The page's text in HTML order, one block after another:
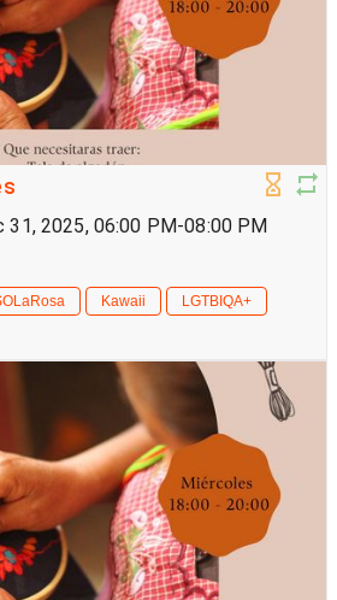
31, 2025, 06:00 PM-08:00 PM
Kawaii
LGTBIQA+